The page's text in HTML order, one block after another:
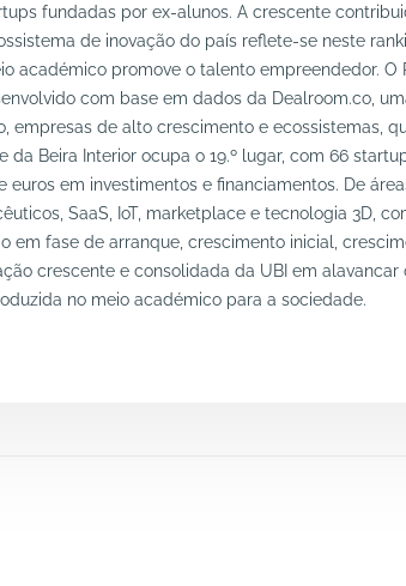
fundadas por ex-alunos. A crescente
de inovação do país reflete-se neste
académico promove o talento empreendedor. O
com base em dados da Dealroom.co,
empresas de alto crescimento e ecossistemas,
da Beira Interior ocupa o 19.º lugar, com 66
euros em investimentos e financiamentos. De
SaaS, IoT, marketplace e tecnologia 3D,
em fase de arranque, crescimento inicial,
crescente e consolidada da UBI em alavancar
no meio académico para a sociedade.